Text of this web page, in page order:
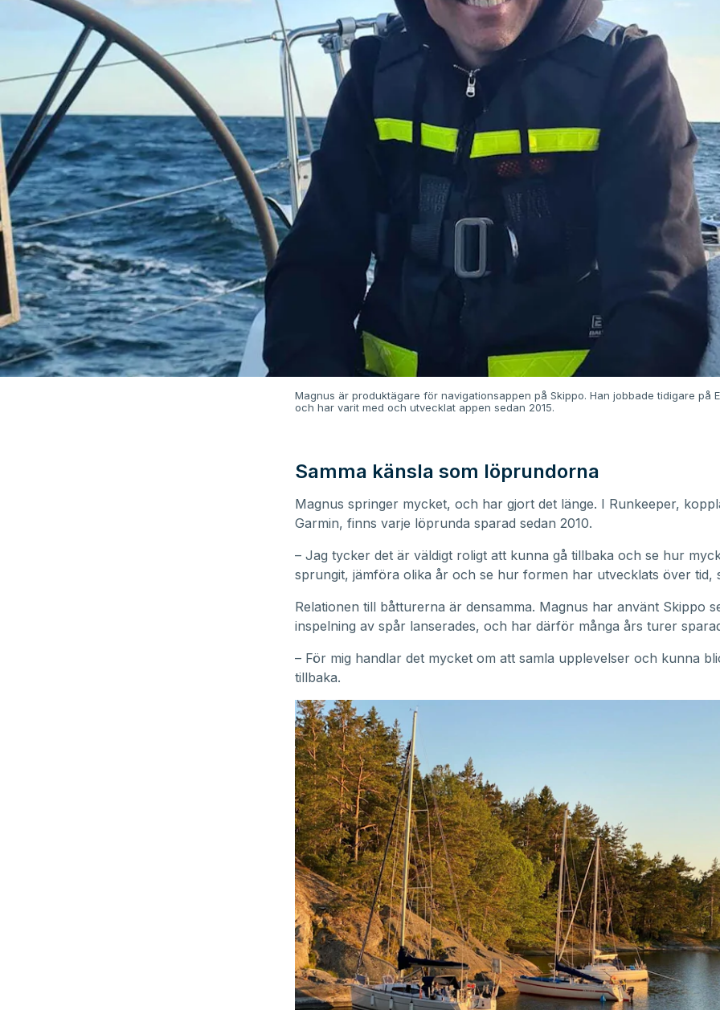
Magnus är produktägare för navigationsappen på Skippo. Han jobbade tidigare på
och har varit med och utvecklat appen sedan 2015.
Samma känsla som löprundorna
Magnus springer mycket, och har gjort det länge. I Runkeeper,
Garmin, finns varje löprunda sparad sedan 2010.
– Jag tycker det är väldigt roligt att kunna gå tillbaka och se hur
sprungit, jämföra olika år och se hur formen har utvecklats över tid,
Relationen till båtturerna är densamma. Magnus har använt Skippo
inspelning av spår lanserades, och har därför många års turer
– För mig handlar det mycket om att samla upplevelser och kunna
tillbaka.